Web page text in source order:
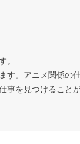
す。アニメ関係の
事を見つけること